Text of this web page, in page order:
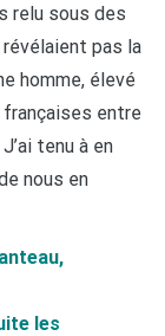
relu sous des
pas la
homme, élevé
entre
tenu à en
nous en
les